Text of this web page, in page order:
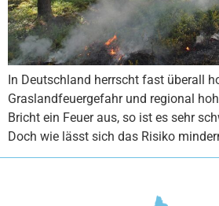
In Deutschland herrscht fast überall
Graslandfeuergefahr und regional
Bricht ein Feuer aus, so ist es sehr
Doch wie lässt sich das Risiko